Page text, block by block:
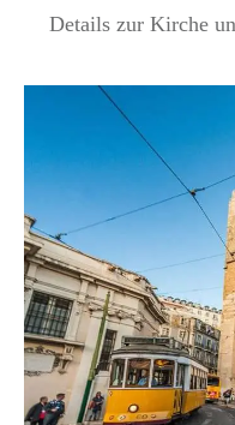
Details zur Kirche